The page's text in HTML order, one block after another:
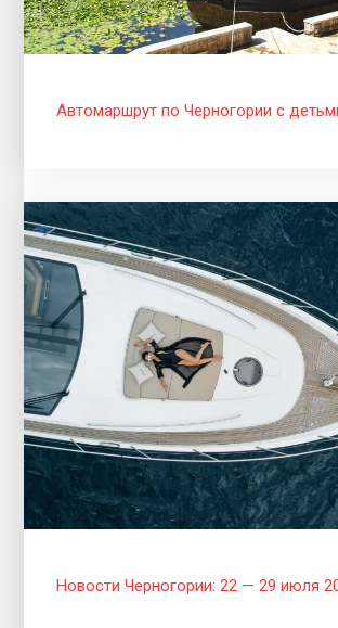
Автомаршрут по Черногории с
Новости Черногории: 22 — 29 июля